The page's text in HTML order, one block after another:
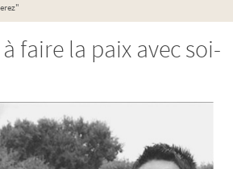
faire la paix avec soi-